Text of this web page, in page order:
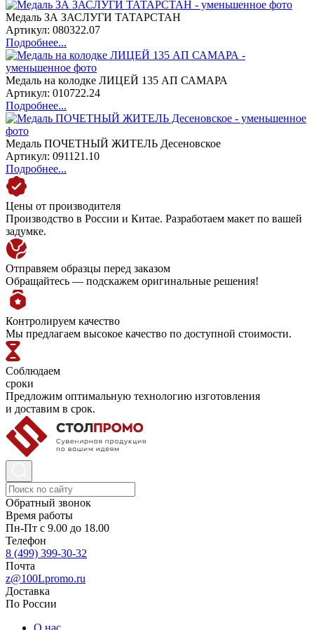
Медаль ЗА ЗАСЛУГИ ТАТАРСТАН
Артикул: 080322.07
Подробнее...
Медаль на колодке ЛИЦЕЙ 135 АП САМАРА
Артикул: 010722.24
Подробнее...
Медаль ПОЧЕТНЫЙ ЖИТЕЛЬ Десеновское
Артикул: 091121.10
Подробнее...
Цены от производителя
Производство в России и Китае. Разработаем макет по вашей
задумке.
Отправяем образцы перед заказом
Обращайтесь — подскажем оригинальные решения!
Контролируем качество
Мы предлагаем высокое качество по доступной стоимости.
Соблюдаем
сроки
Предложим оптимальную технологию изготовления
и доставим в срок.
Обратный звонок
Время работы
Пн-Пт с 9.00 до 18.00
Телефон
8 (499) 399-30-32
Почта
z@100Lpromo.ru
Доставка
По России
О нас